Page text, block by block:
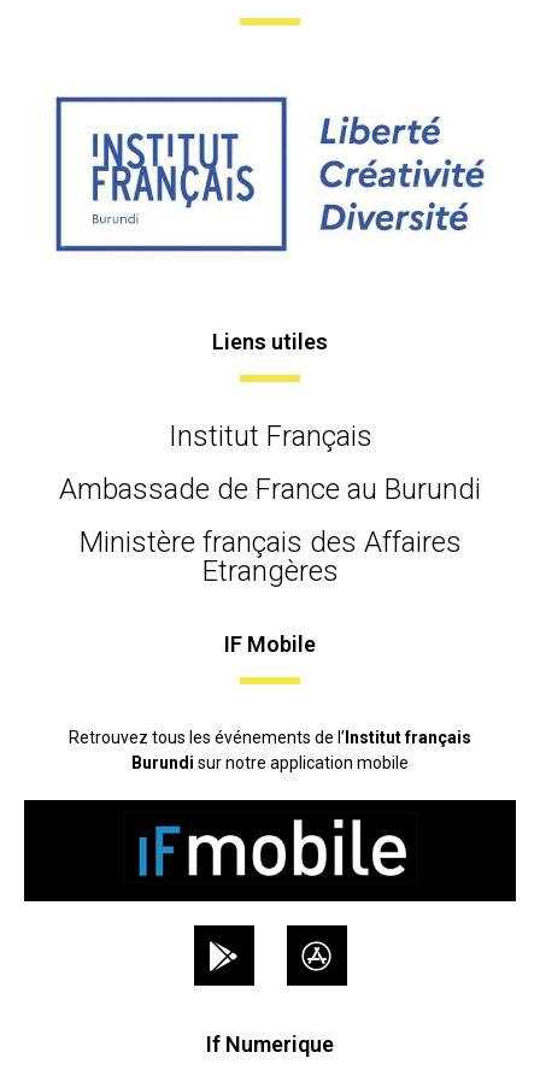
Liens utiles
Institut Français
Ambassade de France au Burundi
Ministère français des Affaires
Etrangères
IF Mobile
Retrouvez tous les événements de l’ Institut français
Burundi sur notre application mobile
If Numerique